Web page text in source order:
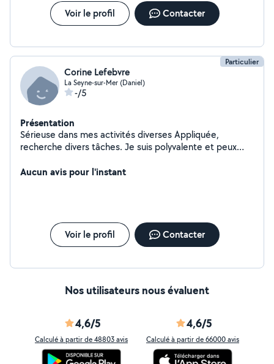
Voir le profil Contacter
Particulier
Corine Lefebvre
La Seyne-sur-Mer (Daniel)
-/5
Présentation
Sérieuse dans mes activités diverses Appliquée,
recherche divers tâches. Je suis polyvalente et peux
suis véhiculé .
Aucun avis pour l'instant
Voir le profil Contacter
Nos utilisateurs nous évaluent
4,6/5
Calculé à partir de 48803 avis
4,6/5
Calculé à partir de 66000 avis